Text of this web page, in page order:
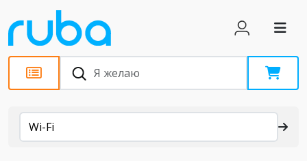
Каталог
Wi-Fi